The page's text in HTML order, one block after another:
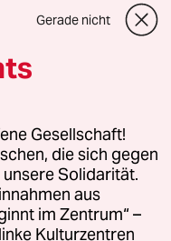
oder für Genehmigungen
Richtlinien
Gerade nicht
Gesellschaft!
die sich gegen
Solidarität.
aus
im Zentrum“ –
Kulturzentren